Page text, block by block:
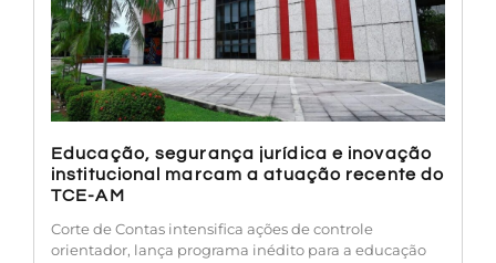
Educação, segurança jurídica e inovação
institucional marcam a atuação recente do
TCE-AM
Corte de Contas intensifica ações de controle
orientador, lança programa inédito para a educação